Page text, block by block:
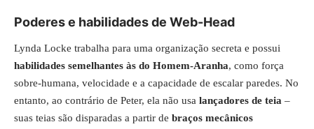
Poderes e habilidades de Web-Head
Lynda Locke trabalha para uma organização secreta e possui
habilidades semelhantes às do Homem-Aranha, como força
sobre-humana, velocidade e a capacidade de escalar paredes. No
entanto, ao contrário de Peter, ela não usa lançadores de teia –
suas teias são disparadas a partir de braços mecânicos